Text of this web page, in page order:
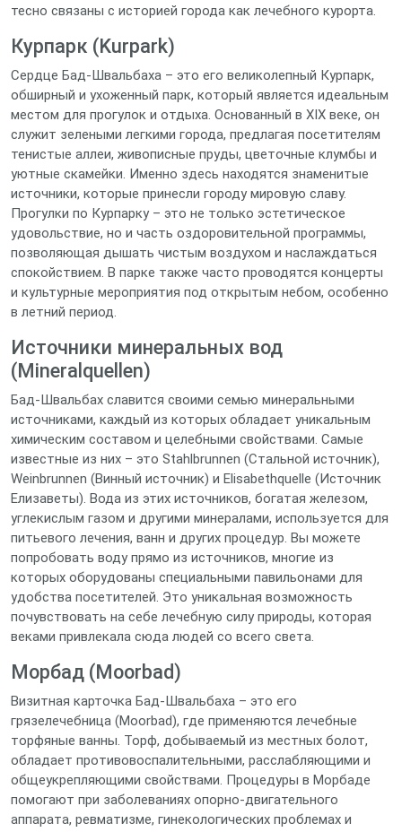
тесно связаны с историей города как лечебного курорта.
Курпарк (Kurpark)
Сердце Бад-Швальбаха – это его великолепный Курпарк,
обширный и ухоженный парк, который является идеальным
местом для прогулок и отдыха. Основанный в XIX веке, он
служит зелеными легкими города, предлагая посетителям
тенистые аллеи, живописные пруды, цветочные клумбы и
уютные скамейки. Именно здесь находятся знаменитые
источники, которые принесли городу мировую славу.
Прогулки по Курпарку – это не только эстетическое
удовольствие, но и часть оздоровительной программы,
позволяющая дышать чистым воздухом и наслаждаться
спокойствием. В парке также часто проводятся концерты
и культурные мероприятия под открытым небом, особенно
в летний период.
Источники минеральных вод
(Mineralquellen)
Бад-Швальбах славится своими семью минеральными
источниками, каждый из которых обладает уникальным
химическим составом и целебными свойствами. Самые
известные из них – это Stahlbrunnen (Стальной источник),
Weinbrunnen (Винный источник) и Elisabethquelle (Источник
Елизаветы). Вода из этих источников, богатая железом,
углекислым газом и другими минералами, используется для
питьевого лечения, ванн и других процедур. Вы можете
попробовать воду прямо из источников, многие из
которых оборудованы специальными павильонами для
удобства посетителей. Это уникальная возможность
почувствовать на себе лечебную силу природы, которая
веками привлекала сюда людей со всего света.
Морбад (Moorbad)
Визитная карточка Бад-Швальбаха – это его
грязелечебница (Moorbad), где применяются лечебные
торфяные ванны. Торф, добываемый из местных болот,
обладает противовоспалительными, расслабляющими и
общеукрепляющими свойствами. Процедуры в Морбаде
помогают при заболеваниях опорно-двигательного
аппарата, ревматизме, гинекологических проблемах и